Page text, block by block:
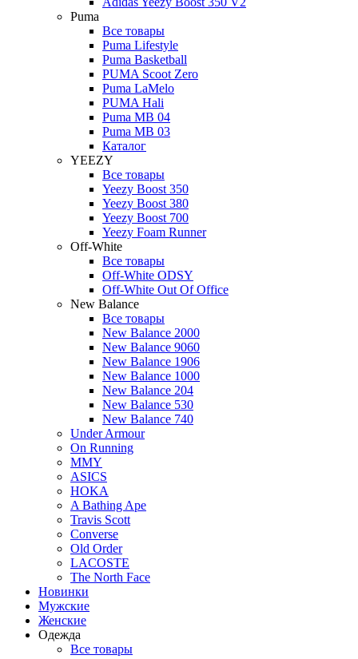
Puma
Все товары
Puma Lifestyle
Puma Basketball
PUMA Scoot Zero
Puma LaMelo
PUMA Hali
Puma MB 04
Puma MB 03
Каталог
YEEZY
Все товары
Yeezy Boost 350
Yeezy Boost 380
Yeezy Boost 700
Yeezy Foam Runner
Off-White
Все товары
Off-White ODSY
Off-White Out Of Office
New Balance
Все товары
New Balance 2000
New Balance 9060
New Balance 1906
New Balance 1000
New Balance 204
New Balance 530
New Balance 740
Under Armour
On Running
MMY
ASICS
HOKA
A Bathing Ape
Travis Scott
Converse
Old Order
LACOSTE
The North Face
Новинки
Мужские
Женские
Одежда
Все товары